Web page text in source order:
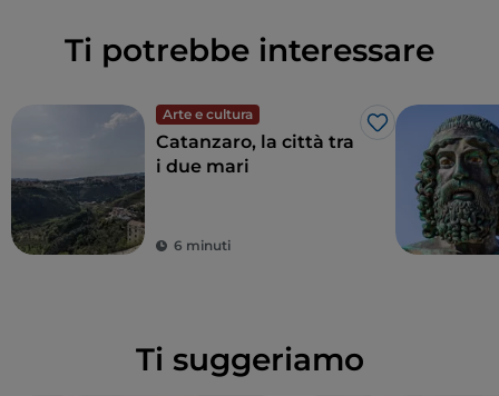
Ti potrebbe interessare
Arte e cultura
Like
Catanzaro, la città tra
i due mari
6 minuti
Ti suggeriamo